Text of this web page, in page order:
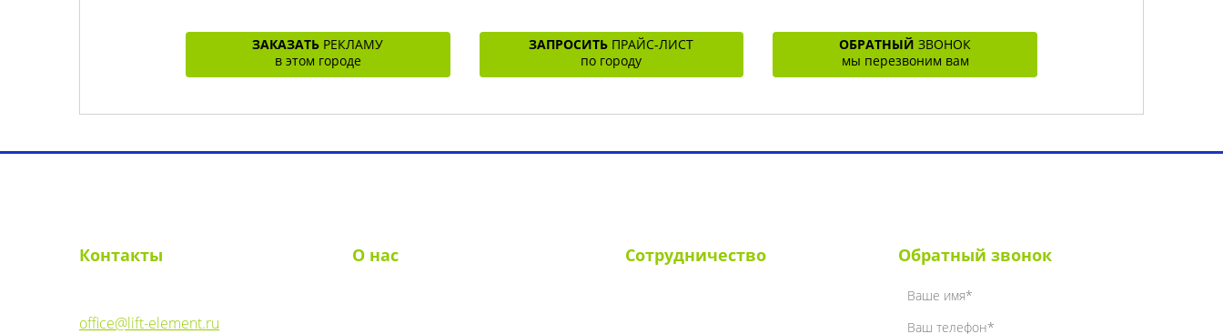
ЗАКАЗАТЬ РЕКЛАМУ
в этом городе
ЗАПРОСИТЬ ПРАЙС-ЛИСТ
по городу
ОБРАТНЫЙ ЗВОНОК
мы перезвоним вам
Контакты
office@lift-element.ru
О нас Сотрудничество Обратный звонок